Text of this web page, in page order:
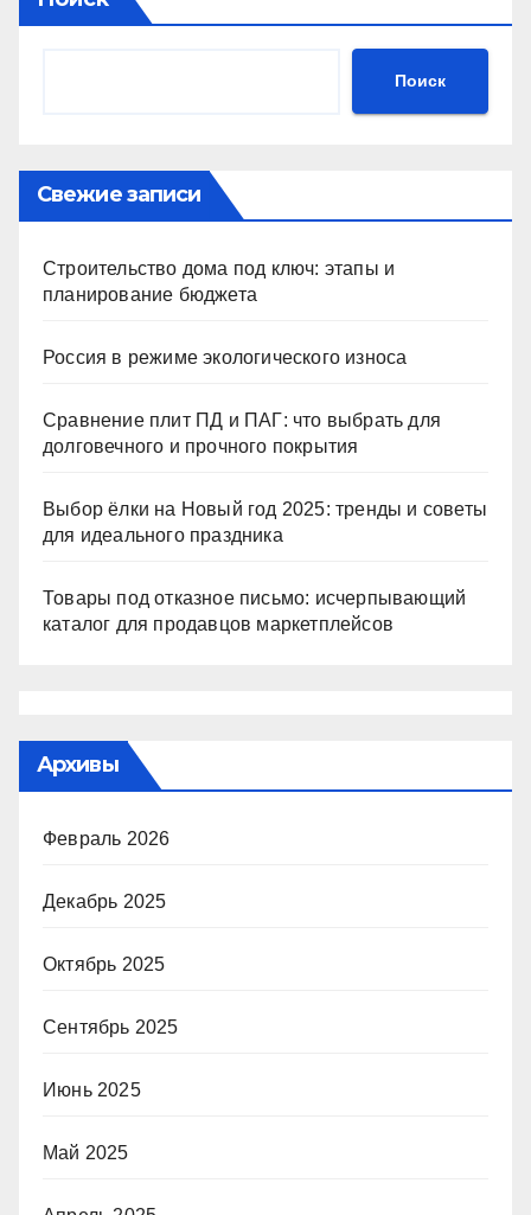
Поиск
Свежие записи
Строительство дома под ключ: этапы и
планирование бюджета
Россия в режиме экологического износа
Сравнение плит ПД и ПАГ: что выбрать для
долговечного и прочного покрытия
Выбор ёлки на Новый год 2025: тренды и советы
для идеального праздника
Товары под отказное письмо: исчерпывающий
каталог для продавцов маркетплейсов
Архивы
Февраль 2026
Декабрь 2025
Октябрь 2025
Сентябрь 2025
Июнь 2025
Май 2025